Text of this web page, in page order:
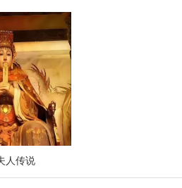
人传说